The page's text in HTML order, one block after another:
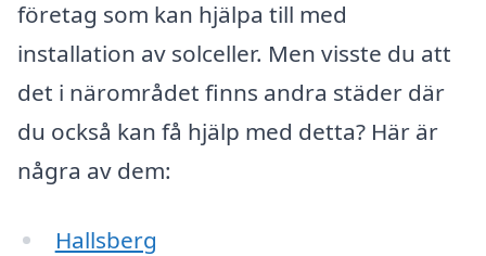
företag som kan hjälpa till med
installation av solceller. Men visste du att
det i närområdet finns andra städer där
du också kan få hjälp med detta? Här är
några av dem:
Hallsberg